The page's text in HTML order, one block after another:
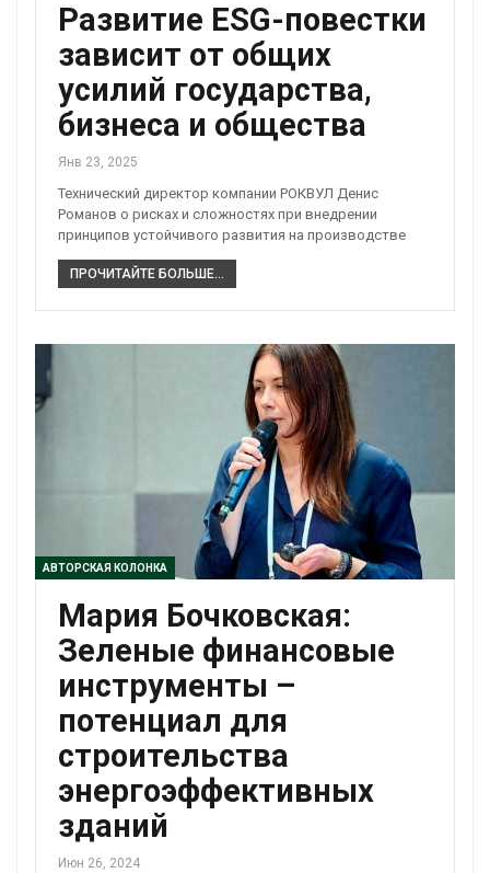
Развитие ESG-повестки
зависит от общих
усилий государства,
бизнеса и общества
Янв 23, 2025
Технический директор компании РОКВУЛ Денис
Романов о рисках и сложностях при внедрении
принципов устойчивого развития на производстве
ПРОЧИТАЙТЕ БОЛЬШЕ...
АВТОРСКАЯ КОЛОНКА
Мария Бочковская:
Зеленые финансовые
инструменты –
потенциал для
строительства
энергоэффективных
зданий
Июн 26, 2024